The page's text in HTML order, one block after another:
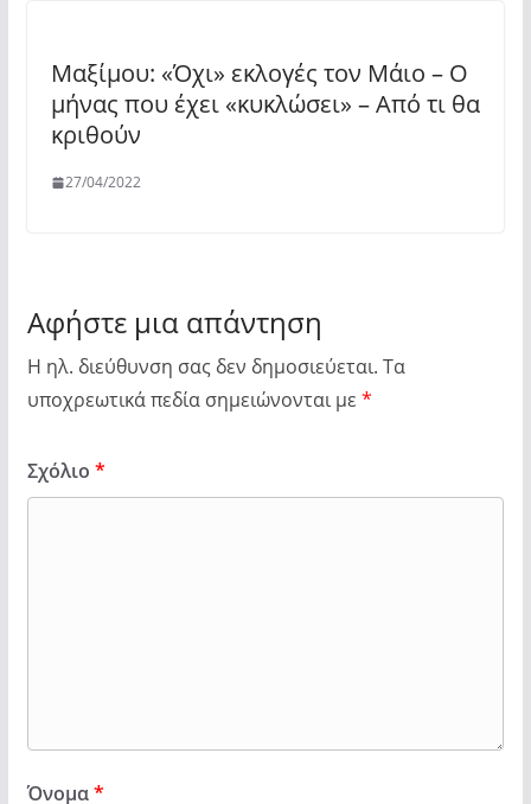
Μαξίμου: «Όχι» εκλογές τον Μάιο – Ο
μήνας που έχει «κυκλώσει» – Από τι θα
κριθούν
27/04/2022
Αφήστε μια απάντηση
Η ηλ. διεύθυνση σας δεν δημοσιεύεται. Τα
υποχρεωτικά πεδία σημειώνονται με *
Σχόλιο *
Όνομα*